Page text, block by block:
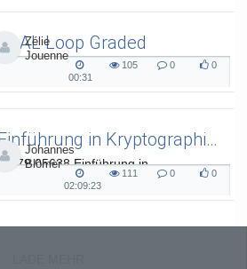
SAAL Loop Graded
SAAL Musikinformatik
Zélie
Jouenne
00:31
105
0
0
Einführung in Kryptographie (in English) 15
L.079.05638 Einführung in
Kryptographie (in English) - SoSe 26
Johannes
Blömer
02:09:23
111
0
0